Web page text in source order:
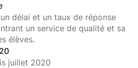
délai et un taux de réponse
un service de qualité et sa
élèves.
juillet 2020